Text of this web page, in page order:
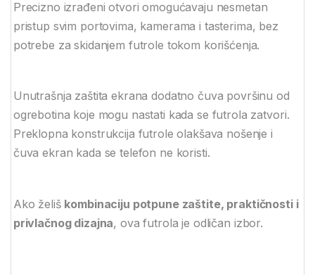
Precizno izrađeni otvori omogućavaju nesmetan
pristup svim portovima, kamerama i tasterima, bez
potrebe za skidanjem futrole tokom korišćenja.
Unutrašnja zaštita ekrana dodatno čuva površinu od
ogrebotina koje mogu nastati kada se futrola zatvori.
Preklopna konstrukcija futrole olakšava nošenje i
čuva ekran kada se telefon ne koristi.
Ako želiš kombinaciju potpune zaštite, praktičnosti i
privlačnog dizajna, ova futrola je odličan izbor.